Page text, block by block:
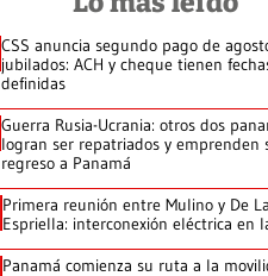
CSS anuncia segundo pago de
jubilados: ACH y cheque tienen
definidas
Guerra Rusia-Ucrania: otros dos
logran ser repatriados y emprenden
regreso a Panamá
Primera reunión entre Mulino y De La
Espriella: interconexión eléctrica en
Panamá comienza su ruta a la